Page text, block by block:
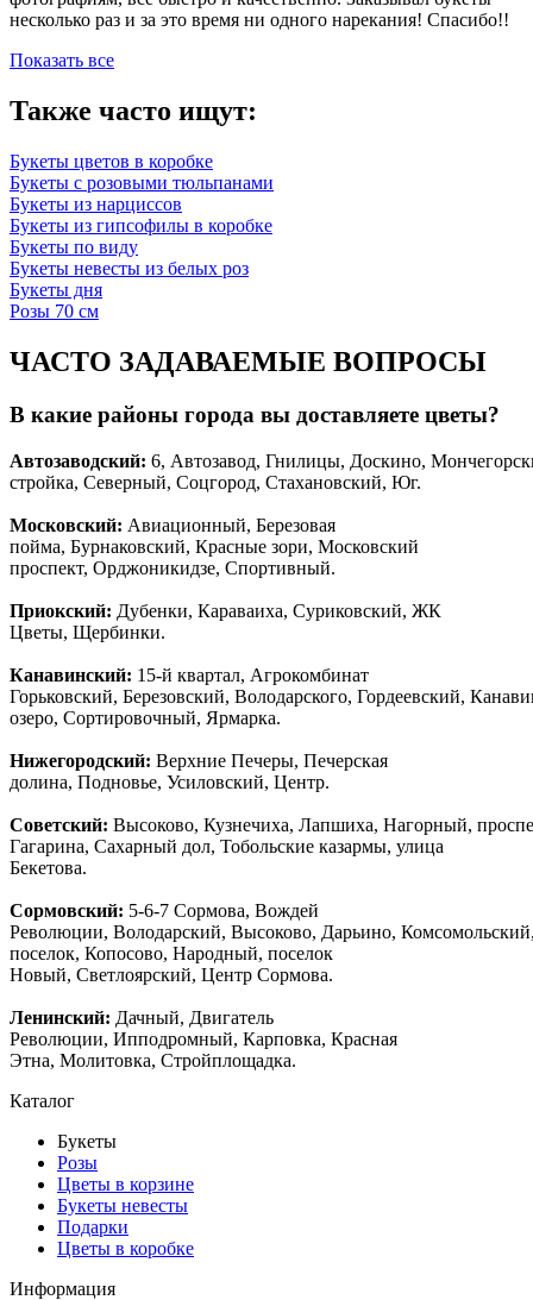
несколько раз и за это время ни одного нарекания! Спасибо!!
Показать все
Также часто ищут:
Букеты цветов в коробке
Букеты с розовыми тюльпанами
Букеты из нарциссов
Букеты из гипсофилы в коробке
Букеты по виду
Букеты невесты из белых роз
Букеты дня
Розы 70 см
ЧАСТО ЗАДАВАЕМЫЕ ВОПРОСЫ
В какие районы города вы доставляете цветы?
Автозаводский: 6, Автозавод, Гнилицы, Доскино,
стройка, Северный, Соцгород, Стахановский, Юг.
Московский: Авиационный, Березовая
пойма, Бурнаковский, Красные зори, Московский
проспект, Орджоникидзе, Спортивный.
Приокский: Дубенки, Караваиха, Суриковский, ЖК
Цветы, Щербинки.
Канавинский: 15-й квартал, Агрокомбинат
Горьковский, Березовский, Володарского, Гордеевский,
озеро, Сортировочный, Ярмарка.
Нижегородский: Верхние Печеры, Печерская
долина, Подновье, Усиловский, Центр.
Советский: Высоково, Кузнечиха, Лапшиха, Нагорный,
Гагарина, Сахарный дол, Тобольские казармы, улица
Бекетова.
Сормовский: 5-6-7 Сормова, Вождей
Революции, Володарский, Высоково, Дарьино,
поселок, Копосово, Народный, поселок
Новый, Светлоярский, Центр Сормова.
Ленинский: Дачный, Двигатель
Революции, Ипподромный, Карповка, Красная
Этна, Молитовка, Стройплощадка.
Каталог
Букеты
Розы
Цветы в корзине
Букеты невесты
Подарки
Цветы в коробке
Информация